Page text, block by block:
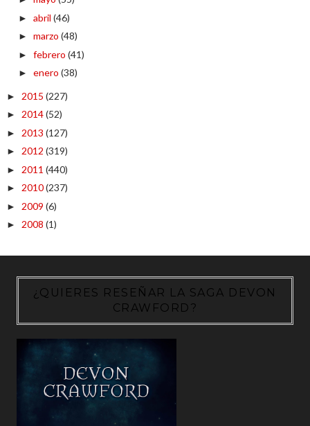
► abril (46)
► marzo (48)
► febrero (41)
► enero (38)
► 2015 (227)
► 2014(52)
► 2013 (127)
► 2012 (319)
► 2011 (440)
► 2010(237)
► 2009 (6)
► 2008 (1)
¿QUIERES RESEÑAR LA SAGA DEVON
CRAWFORD?